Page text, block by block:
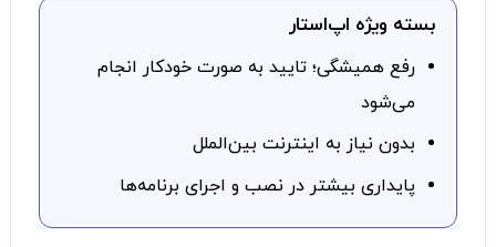
بسته ویژه اپ‌استار
رفع همیشگی؛ تایید به صورت خودکار انجام
می‌شود
بدون نیاز به اینترنت بین‌الملل
پایداری بیشتر در نصب و اجرای برنامه‌ها